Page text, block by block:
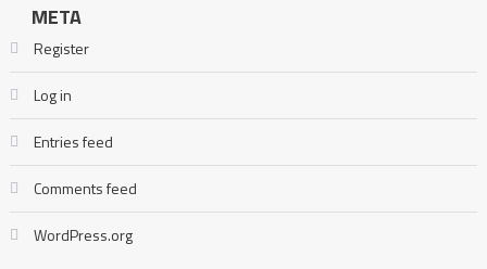
META
Register
Log in
Entries feed
Comments feed
WordPress.org